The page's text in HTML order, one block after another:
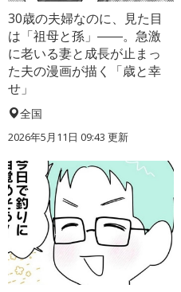
30歳の夫婦なのに、見た目
は「祖母と孫」――。急激
に老いる妻と成長が止まっ
た夫の漫画が描く「歳と幸
せ」
全国
2026年5月11日 09:43 更新